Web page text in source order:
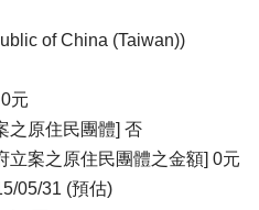
of China (Taiwan))
元
之原住民團體] 否
立案之原住民團體之金額] 0元
05/31 (預估)